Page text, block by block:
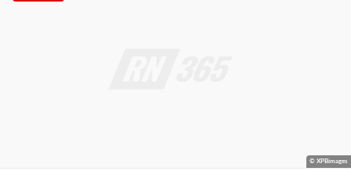
© XPBimages